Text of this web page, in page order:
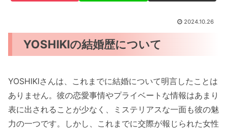
2024.10.26
YOSHIKIの結婚歴について
YOSHIKIさんは、これまでに結婚について明言したことは
ありません。彼の恋愛事情やプライベートな情報はあまり
表に出されることが少なく、ミステリアスな一面も彼の魅
力の一つです。しかし、これまでに交際が報じられた女性